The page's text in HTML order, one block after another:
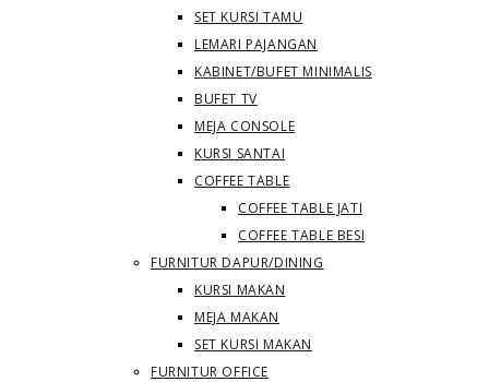
SET KURSI TAMU
LEMARI PAJANGAN
KABINET/BUFET MINIMALIS
BUFET TV
MEJA CONSOLE
KURSI SANTAI
COFFEE TABLE
COFFEE TABLE JATI
COFFEE TABLE BESI
FURNITUR DAPUR/DINING
KURSI MAKAN
MEJA MAKAN
SET KURSI MAKAN
FURNITUR OFFICE